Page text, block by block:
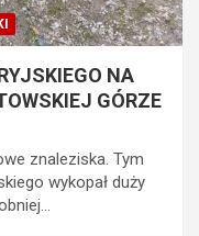
NA
GÓRZE
znaleziska. Tym
wykopał duży